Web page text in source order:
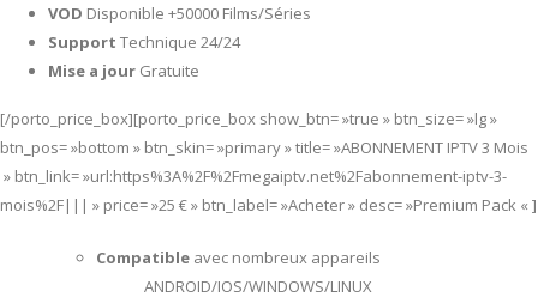
VOD Disponible +50000 Films/Séries
Support Technique 24/24
Mise a jour Gratuite
[/porto_price_box][porto_price_box show_btn= »true » btn_size= »lg »
btn_pos= »bottom » btn_skin= »primary » title= »ABONNEMENT IPTV 3 Mois
» btn_link= »url:https%3A%2F%2Fmegaiptv.net%2Fabonnement-iptv-3-
mois%2F||| » price= »25 € » btn_label= »Acheter » desc= »Premium Pack « ]
Compatible avec nombreux appareils
ANDROID/IOS/WINDOWS/LINUX